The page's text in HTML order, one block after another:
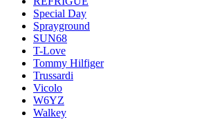
Special Day
Sprayground
SUN68
T-Love
Tommy Hilfiger
Trussardi
Vicolo
W6YZ
Walkey